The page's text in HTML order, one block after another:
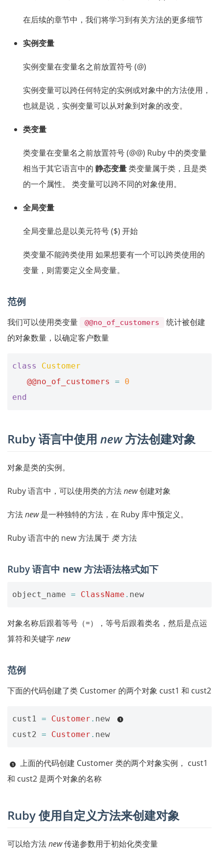
在后续的章节中，我们将学习到有关方法的更多细节
实例变量
实例变量在变量名之前放置符号 (@)
实例变量可以跨任何特定的实例或对象中的方法使用，
也就是说，实例变量可以从对象到对象的改变。
类变量
类变量在变量名之前放置符号 (@@) Ruby 中的类变量
相当于其它语言中的 静态变量类变量属于类，且是类
的一个属性。 类变量可以跨不同的对象使用。
全局变量
全局变量总是以美元符号 ($) 开始
类变量不能跨类使用 如果想要有一个可以跨类使用的
变量，则需要定义全局变量。
范例
我们可以使用类变量 @@no_of_customers
统计被创建
的对象数量，以确定客户数量
class
Customer
@@no_of_customers
=
0
end
Ruby 语言中使用 new方法创建对象
对象是类的实例。
Ruby 语言中，可以使用类的方法new创建对象
方法new是一种独特的方法，在 Ruby 库中预定义。
Ruby 语言中的 new 方法属于 类方法
Ruby 语言中 new方法语法格式如下
object_name = ClassName . new
对象名称后跟着等号（=），等号后跟着类名，然后是点运
算符和关键字new
范例
下面的代码创建了类 Customer 的两个对象 cust1 和 cust2
cust1 = Customer . new
cust2 = Customer . new
上面的代码创建 Customer 类的两个对象实例， cust1
和 cust2 是两个对象的名称
Ruby 使用自定义方法来创建对象
可以给方法new传递参数用于初始化类变量